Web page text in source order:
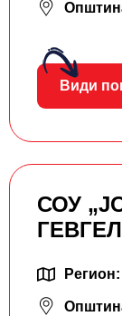
Види
СОУ
Регион: